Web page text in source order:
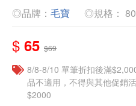
◎品牌： 毛寶 ◎規格：
$ 65 $69
8/8-8/10 單筆折扣後滿
品不適用，不得與其他促銷
$2000